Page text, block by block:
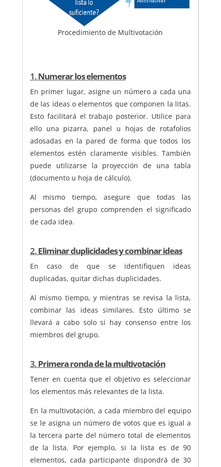
Procedimiento de Multivotación
1.Numerar los elementos
En primer lugar, asigne un número a cada una
de las ideas o elementos que componen la litas.
Esto facilitará el trabajo posterior. Utilice para
ello una pizarra, panel u hojas de rotafolios
adosadas en la pared de forma que todos los
elementos estén claramente visibles. También
puede utilizarse la proyección de una tabla
(documento u hoja de cálculo).
Al mismo tiempo, asegure que todas las
personas del grupo comprenden el significado
de cada idea.
2.Eliminar duplicidades y combinar ideas
En caso de que se identifiquen ideas
duplicadas, quitar dichas duplicidades.
Al mismo tiempo, y mientras se revisa la lista,
combinar las ideas similares. Esto último se
llevará a cabo solo si hay consenso entre los
miembros del grupo.
3.Primera ronda de la multivotación
Tener en cuenta que el objetivo es seleccionar
los elementos más relevantes de la lista.
En la multivotación, a cada miembro del equipo
se le asigna un número de votos que es igual a
la tercera parte del número total de elementos
de la lista. Por ejemplo, si la lista es de 90
elementos, cada participante dispondrá de 30